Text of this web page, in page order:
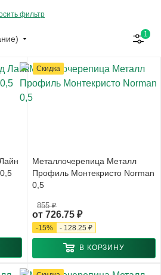
фильтр
1
Скидка
Металлочерепица Металл
Профиль Монтекристо Norman
0,5
от 726.75 ₽
855 ₽
-15% - 128.25 ₽
В КОРЗИНУ